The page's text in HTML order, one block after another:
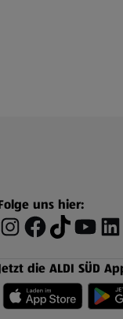
uns hier:
die ALDI SÜD